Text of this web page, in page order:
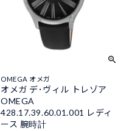
OMEGA オメガ
オメガ デ･ヴィル トレゾア
OMEGA
428.17.39.60.01.001 レディ
ース 腕時計